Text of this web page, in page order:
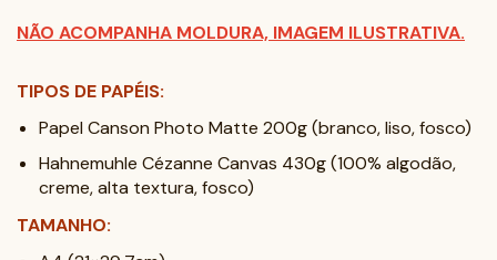
NÃO ACOMPANHA MOLDURA, IMAGEM ILUSTRATIVA.
TIPOS DE PAPÉIS:
Papel Canson Photo Matte 200g (branco, liso, fosco)
Hahnemuhle Cézanne Canvas 430g (100% algodão,
creme, alta textura, fosco)
TAMANHO: